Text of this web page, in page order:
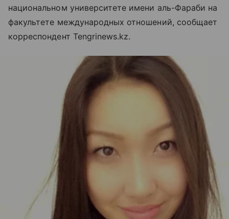
национальном университете имени аль-Фараби на
факультете международных отношений, сообщает
корреспондент Tengrinews.kz.